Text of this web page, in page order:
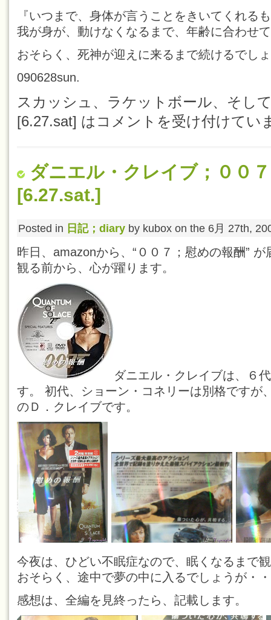
『いつまで、身体が言うことをきいてくれる
我が身が、動けなくなるまで、年齢に合わせ
おそらく、死神が迎えに来るまで続けるでし
090628sun.
スカッシュ、ラケットボール、そし
[6.27.sat] は コメントを受け付けてい
ダニエル・クレイブ；００
[6.27.sat.]
Posted in 日記；diaryby kubox on the 6月 27th,
昨日、amazonから、“００７；慰めの報酬” が
観る前から、心が躍ります。
ダニエル・クレイブは、６
す。 初代、ショーン・コネリーは別格ですが
のＤ．クレイブです。
今夜は、ひどい不眠症なので、眠くなるまで
おそらく、途中で夢の中に入るでしょうが・
感想は、全編を見終ったら、記載します。